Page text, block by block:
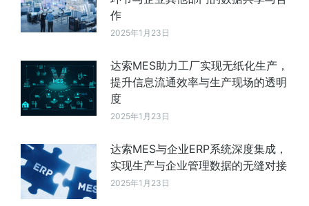
作
2025年1月23日
达索MES助力工厂实现无纸化生产，
提升信息流通效率与生产现场的透明
度
2025年1月23日
达索MES与企业ERP系统深度集成，
实现生产与企业管理数据的无缝对接
2025年1月23日